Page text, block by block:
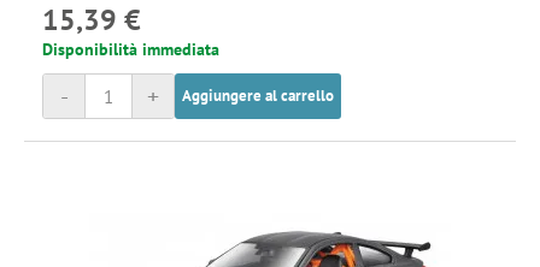
15,39 €
Disponibilità immediata
+
- Aggiungere al carrello